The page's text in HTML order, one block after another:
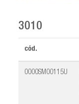
3010
cód.
0000SM00115U